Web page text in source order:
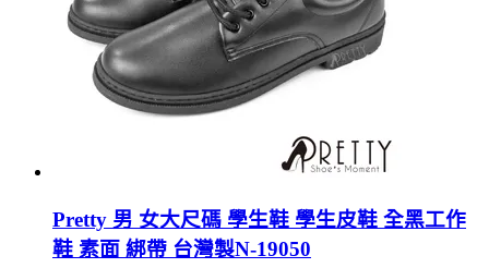
Pretty 男 女大尺碼 學生鞋 學生皮鞋 全黑工作
鞋 素面 綁帶 台灣製N-19050